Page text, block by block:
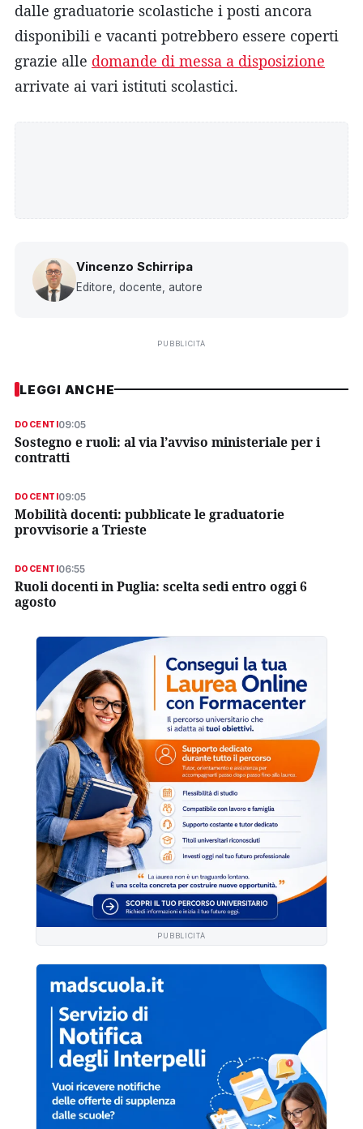
dalle graduatorie scolastiche i posti ancora
disponibili e vacanti potrebbero essere coperti
grazie alle domande di messa a disposizione
arrivate ai vari istituti scolastici.
Vincenzo Schirripa
Editore, docente, autore
PUBBLICITÀ
LEGGI ANCHE
DOCENTI09:05
Sostegno e ruoli: al via l’avviso ministeriale per i
contratti
DOCENTI09:05
Mobilità docenti: pubblicate le graduatorie
provvisorie a Trieste
DOCENTI06:55
Ruoli docenti in Puglia: scelta sedi entro oggi 6
agosto
PUBBLICITÀ